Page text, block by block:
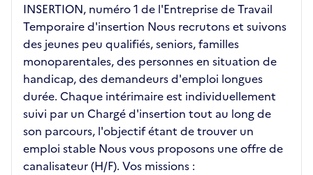
INSERTION, numéro 1 de l'Entreprise de Travail
Temporaire d'insertion Nous recrutons et suivons
des jeunes peu qualifiés, seniors, familles
monoparentales, des personnes en situation de
handicap, des demandeurs d'emploi longues
durée. Chaque intérimaire est individuellement
suivi par un Chargé d'insertion tout au long de
son parcours, l'objectif étant de trouver un
emploi stable Nous vous proposons une offre de
canalisateur (H/F). Vos missions :